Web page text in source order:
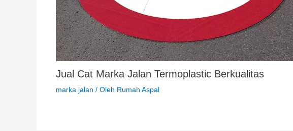
Jual Cat Marka Jalan Termoplastic Berkualitas
marka jalan / Oleh Rumah Aspal